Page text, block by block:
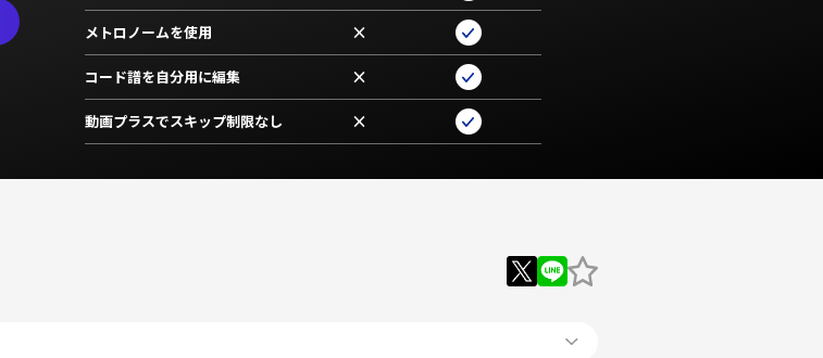
メトロノームを使用 ×
コード譜を自分用に編集 ×
動画プラスでスキップ制限なし ×